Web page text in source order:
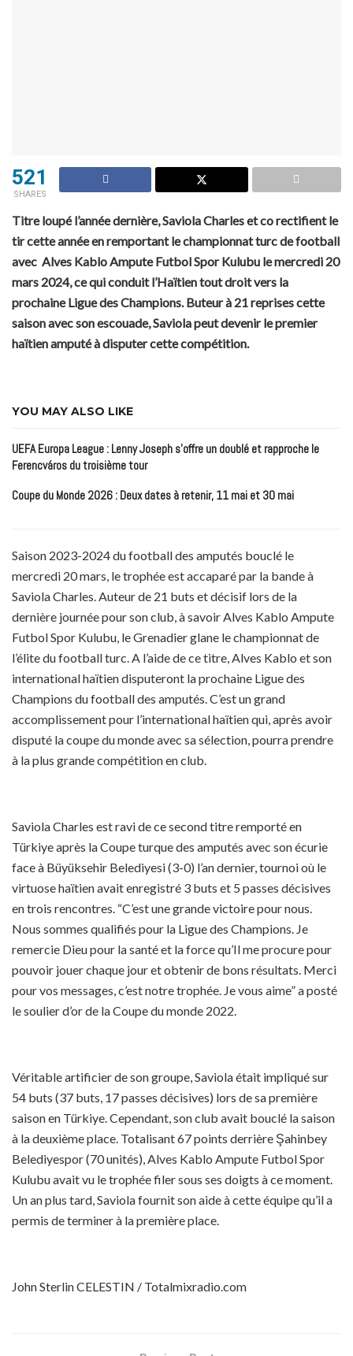
521
SHARES
Titre loupé l’année dernière, Saviola Charles et co rectifient le
tir cette année en remportant le championnat turc de football
avec Alves Kablo Ampute Futbol Spor Kulubu le mercredi 20
mars 2024, ce qui conduit l’Haïtien tout droit vers la
prochaine Ligue des Champions. Buteur à 21 reprises cette
saison avec son escouade, Saviola peut devenir le premier
haïtien amputé à disputer cette compétition.
YOU MAY ALSO LIKE
UEFA Europa League : Lenny Joseph s’offre un doublé et rapproche le
Ferencváros du troisième tour
Coupe du Monde 2026 : Deux dates à retenir, 11 mai et 30 mai
Saison 2023-2024 du football des amputés bouclé le
mercredi 20 mars, le trophée est accaparé par la bande à
Saviola Charles. Auteur de 21 buts et décisif lors de la
dernière journée pour son club, à savoir Alves Kablo Ampute
Futbol Spor Kulubu, le Grenadier glane le championnat de
l’élite du football turc. A l’aide de ce titre, Alves Kablo et son
international haïtien disputeront la prochaine Ligue des
Champions du football des amputés. C’est un grand
accomplissement pour l’international haïtien qui, après avoir
disputé la coupe du monde avec sa sélection, pourra prendre
à la plus grande compétition en club.
Saviola Charles est ravi de ce second titre remporté en
Türkiye après la Coupe turque des amputés avec son écurie
face à Büyüksehir Belediyesi (3-0) l’an dernier, tournoi où le
virtuose haïtien avait enregistré 3 buts et 5 passes décisives
en trois rencontres. “C’est une grande victoire pour nous.
Nous sommes qualifiés pour la Ligue des Champions. Je
remercie Dieu pour la santé et la force qu’Il me procure pour
pouvoir jouer chaque jour et obtenir de bons résultats. Merci
pour vos messages, c’est notre trophée. Je vous aime” a posté
le soulier d’or de la Coupe du monde 2022.
Véritable artificier de son groupe, Saviola était impliqué sur
54 buts (37 buts, 17 passes décisives) lors de sa première
saison en Türkiye. Cependant, son club avait bouclé la saison
à la deuxième place. Totalisant 67 points derrière Şahinbey
Belediyespor (70 unités), Alves Kablo Ampute Futbol Spor
Kulubu avait vu le trophée filer sous ses doigts à ce moment.
Un an plus tard, Saviola fournit son aide à cette équipe qu’il a
permis de terminer à la première place.
John Sterlin CELESTIN / Totalmixradio.com